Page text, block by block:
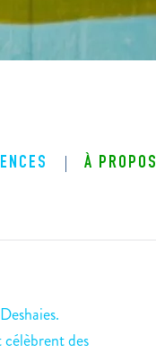
À PROPOS
célèbrent des